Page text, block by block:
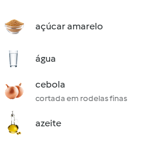
açúcar amarelo
água
cebola
cortada em rodelas finas
azeite